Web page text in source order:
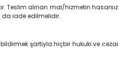
Teslim alınan mal/hizmetin hasarsız
da iade edilmelidir.
şartıyla hiçbir hukuki ve cezai